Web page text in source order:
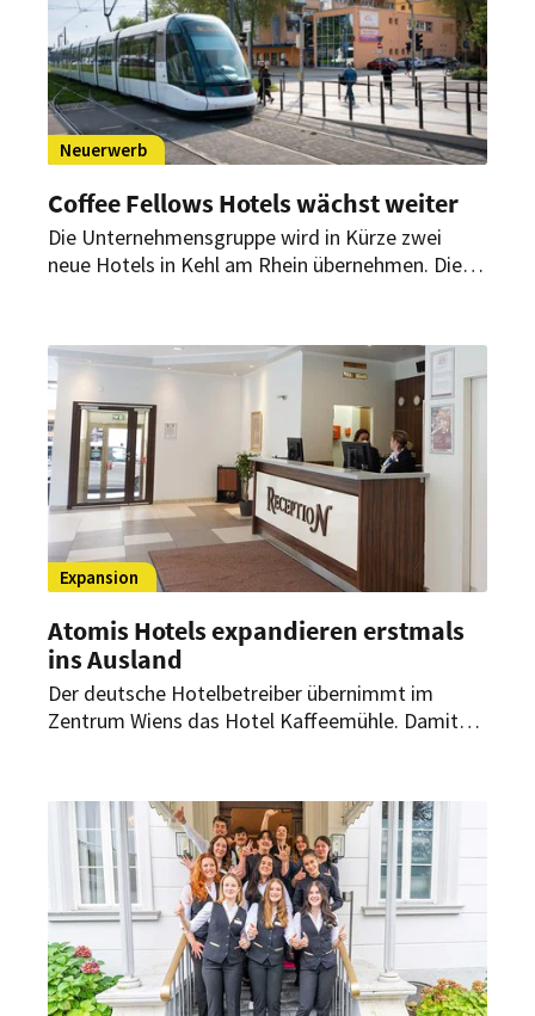
Neuerwerb
Coffee Fellows Hotels wächst weiter
Die Unternehmensgruppe wird in Kürze zwei
neue Hotels in Kehl am Rhein übernehmen. Die
der Fertigstellung erfolgt dann auch das Re-
Branding.
Expansion
Atomis Hotels expandieren erstmals
ins Ausland
Der deutsche Hotelbetreiber übernimmt im
Zentrum Wiens das Hotel Kaffeemühle. Damit